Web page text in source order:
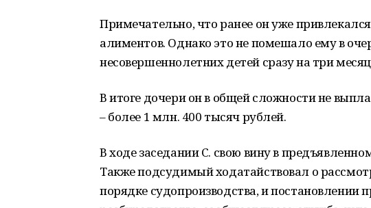
Примечательно, что ранее он уже
алиментов. Однако это не помешало ему в
несовершеннолетних детей сразу на три
В итоге дочери он в общей сложности не
– более 1 млн. 400 тысяч рублей.
В ходе заседании С. свою вину в
Также подсудимый ходатайствовал о
порядке судопроизводства, и постановлении